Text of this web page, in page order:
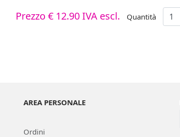
Prezzo € 12.90IVA escl. Quantità
AREA PERSONALE
Ordini